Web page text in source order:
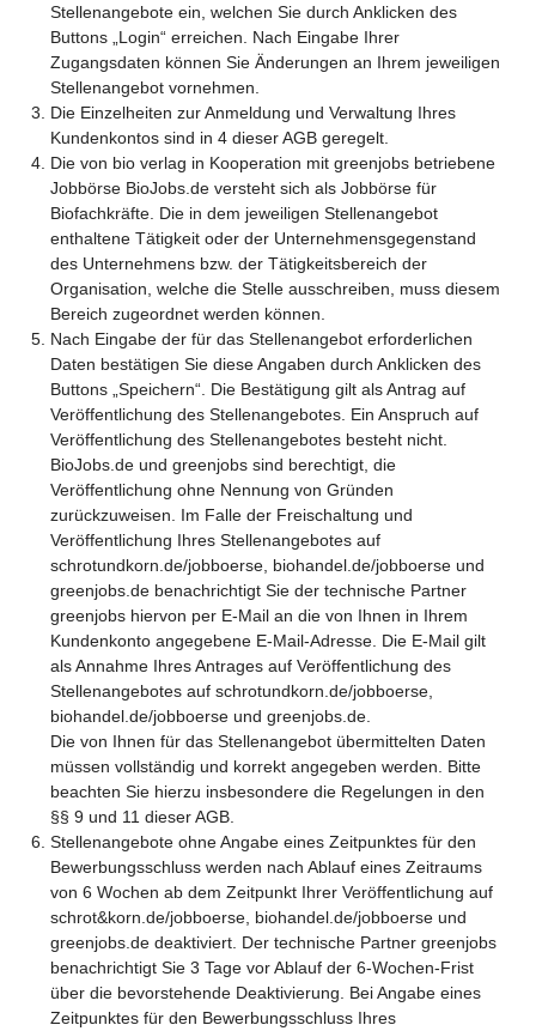
Stellenangebote ein, welchen Sie durch Anklicken des
Buttons „Login“ erreichen. Nach Eingabe Ihrer
Zugangsdaten können Sie Änderungen an Ihrem jeweiligen
Stellenangebot vornehmen.
Die Einzelheiten zur Anmeldung und Verwaltung Ihres
Kundenkontos sind in 4 dieser AGB geregelt.
Die von bio verlag in Kooperation mit greenjobs betriebene
Jobbörse BioJobs.de versteht sich als Jobbörse für
Biofachkräfte. Die in dem jeweiligen Stellenangebot
enthaltene Tätigkeit oder der Unternehmensgegenstand
des Unternehmens bzw. der Tätigkeitsbereich der
Organisation, welche die Stelle ausschreiben, muss diesem
Bereich zugeordnet werden können.
Nach Eingabe der für das Stellenangebot erforderlichen
Daten bestätigen Sie diese Angaben durch Anklicken des
Buttons „Speichern“. Die Bestätigung gilt als Antrag auf
Veröffentlichung des Stellenangebotes. Ein Anspruch auf
Veröffentlichung des Stellenangebotes besteht nicht.
BioJobs.de und greenjobs sind berechtigt, die
Veröffentlichung ohne Nennung von Gründen
zurückzuweisen. Im Falle der Freischaltung und
Veröffentlichung Ihres Stellenangebotes auf
schrotundkorn.de/jobboerse, biohandel.de/jobboerse und
greenjobs.de benachrichtigt Sie der technische Partner
greenjobs hiervon per E-Mail an die von Ihnen in Ihrem
Kundenkonto angegebene E-Mail-Adresse. Die E-Mail gilt
als Annahme Ihres Antrages auf Veröffentlichung des
Stellenangebotes auf schrotundkorn.de/jobboerse,
biohandel.de/jobboerse und greenjobs.de.
Die von Ihnen für das Stellenangebot übermittelten Daten
müssen vollständig und korrekt angegeben werden. Bitte
beachten Sie hierzu insbesondere die Regelungen in den
§§ 9 und 11 dieser AGB.
Stellenangebote ohne Angabe eines Zeitpunktes für den
Bewerbungsschluss werden nach Ablauf eines Zeitraums
von 6 Wochen ab dem Zeitpunkt Ihrer Veröffentlichung auf
schrot&korn.de/jobboerse, biohandel.de/jobboerse und
greenjobs.de deaktiviert. Der technische Partner greenjobs
benachrichtigt Sie 3 Tage vor Ablauf der 6-Wochen-Frist
über die bevorstehende Deaktivierung. Bei Angabe eines
Zeitpunktes für den Bewerbungsschluss Ihres